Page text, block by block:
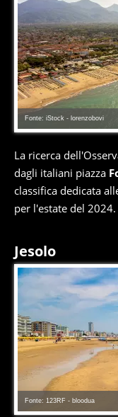
Fonte: iStock - lorenzobovi
La ricerca
dagli italiani piazza
classifica dedicata
per l'estate del 2024.
Jesolo
Fonte: 123RF - bloodua